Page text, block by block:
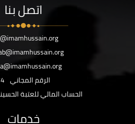
اتصل بنا
الرقم المجاني
الحساب المالي للعتبة
خدمات